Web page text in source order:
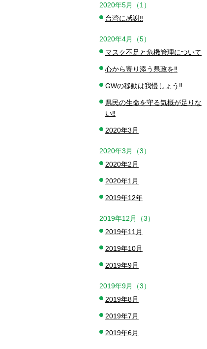
2020年5月（1）
台湾に感謝‼️
2020年4月（5）
マスク不足と危機管理について
心から寄り添う県政を‼️
GWの移動は我慢しょう‼️
県民の生命を守る気概が足りな
い‼️
2020年3月
2020年3月（3）
2020年2月
2020年1月
2019年12年
2019年12月（3）
2019年11月
2019年10月
2019年9月
2019年9月（3）
2019年8月
2019年7月
2019年6月